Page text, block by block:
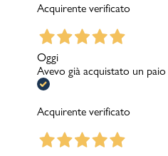
Acquirente verificato
Oggi
Avevo già acquistato un
Acquirente verificato